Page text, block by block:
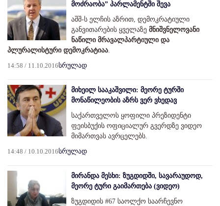
მოძრაობა” პარლამენტში შევა
აშშ-ს ელჩის აზრით, დემოკრატიული
განვითარების ყველაზე მნიშვნელოვანი
ნაწილი მრავალპარტიული და
პლურალისტური დემოკრატიაა.
14:58 / 11.10.2016სრულად
მიხეილ სააკაშვილი: მეორე ტურში
მონაწილეობის აზრს ვერ ვხედავ
საქართველოს ყოფილი პრეზიდენტი
ფეისბუქის ოფიციალურ გვერდზე ვიდეო
მიმართვას ავრცელებს.
14:48 / 10.10.2016სრულად
მირანდა მესხი: ზუგდიდში, სავარაუდოდ,
მეორე ტური გაიმართება (ვიდეო)
ზუგდიდის #67 საოლქო საარჩევნო